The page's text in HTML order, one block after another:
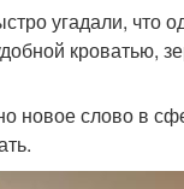
угадали, что
кроватью,
новое слово в